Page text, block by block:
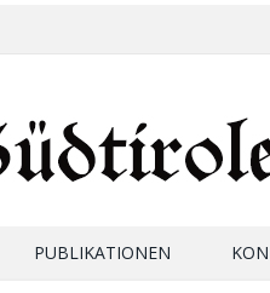
PUBLIKATIONEN